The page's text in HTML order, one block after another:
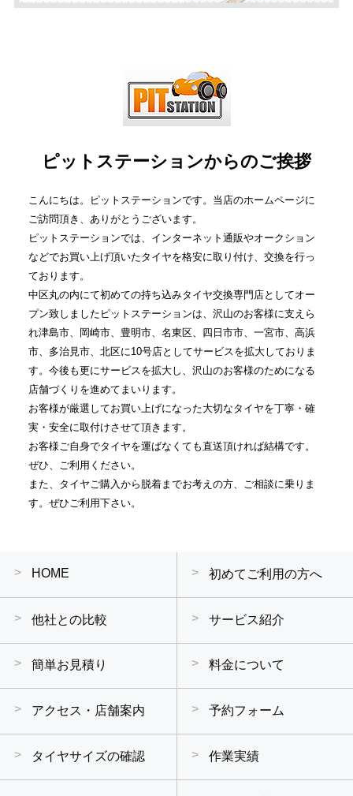
ピットステーションからのご挨拶
こんにちは。ピットステーションです。当店のホームページに
ご訪問頂き、ありがとうございます。
ピットステーションでは、インターネット通販やオークション
などでお買い上げ頂いたタイヤを格安に取り付け、交換を行っ
ております。
中区丸の内にて初めての持ち込みタイヤ交換専門店としてオー
プン致しましたピットステーションは、沢山のお客様に支えら
れ津島市、岡崎市、豊明市、名東区、四日市市、一宮市、高浜
市、多治見市、北区に10号店としてサービスを拡大しておりま
す。今後も更にサービスを拡大し、沢山のお客様のためになる
店舗づくりを進めてまいります。
お客様が厳選してお買い上げになった大切なタイヤを丁寧・確
実・安全に取付けさせて頂きます。
お客様ご自身でタイヤを運ばなくても直送頂ければ結構です。
ぜひ、ご利用ください。
また、タイヤご購入から脱着までお考えの方、ご相談に乗りま
す。ぜひご利用下さい。
HOME 初めてご利用の方へ
他社との比較 サービス紹介
簡単お見積り 料金について
アクセス・店舗案内 予約フォーム
タイヤサイズの確認 作業実績